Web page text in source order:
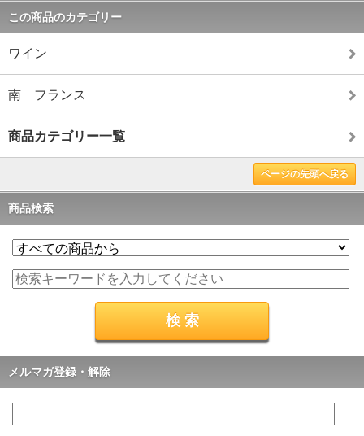
この商品のカテゴリー
ワイン
南 フランス
商品カテゴリー一覧
ページの先頭へ戻る
商品検索
メルマガ登録・解除